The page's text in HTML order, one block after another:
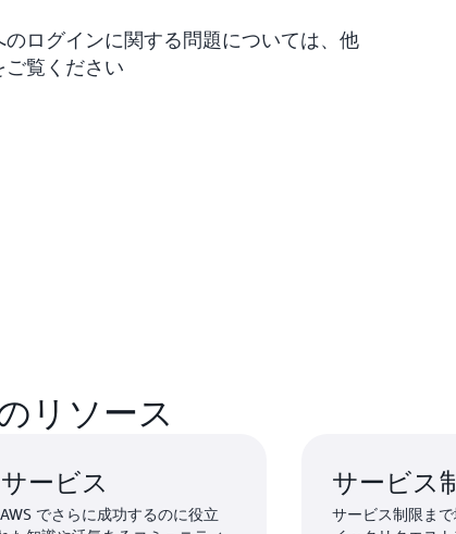
のログインに関する問題については、他
覧ください
リソース
ービス
でさらに成功するのに役立
サービス
サービス制限ま